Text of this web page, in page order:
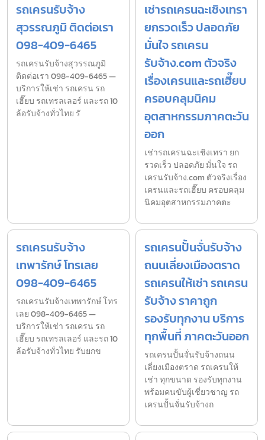
รถเครนรับจ้าง
สุวรรณภูมิ ติดต่อเรา
098-409-6465
รถเครนรับจ้างสุวรรณภูมิ
ติดต่อเรา 098-409-6465 —
บริการให้เช่า รถเครน รถ
เฮี๊ยบ รถเทรลเลอร์ และรถ 10
ล้อรับจ้างทั่วไทย รั
เช่ารถเครนฉะเชิงเทรา
ยกรวดเร็ว ปลอดภัย
มั่นใจ รถเครน
รับจ้าง.com ตัวจริง
เรื่องเครนและรถเฮี๊ยบ
ครอบคลุมนิคม
อุตสาหกรรมภาคตะวัน
ออก
เช่ารถเครนฉะเชิงเทรา ยก
รวดเร็ว ปลอดภัย มั่นใจ รถ
เครนรับจ้าง.com ตัวจริงเรื่อง
เครนและรถเฮี๊ยบ ครอบคลุม
นิคมอุตสาหกรรมภาคตะ
รถเครนรับจ้าง
เทพารักษ์ โทรเลย
098-409-6465
รถเครนรับจ้างเทพารักษ์ โทร
เลย 098-409-6465 —
บริการให้เช่า รถเครน รถ
เฮี๊ยบ รถเทรลเลอร์ และรถ 10
ล้อรับจ้างทั่วไทย รับยกข
รถเครนปั้นจั่นรับจ้าง
ถนนเลี่ยงเมืองตราด
รถเครนให้เช่า รถเครน
รับจ้าง ราคาถูก
รองรับทุกงาน บริการ
ทุกพื้นที่ ภาคตะวันออก
รถเครนปั้นจั่นรับจ้างถนน
เลี่ยงเมืองตราด รถเครนให้
เช่า ทุกขนาด รองรับทุกงาน
พร้อมคนขับผู้เชี่ยวชาญ รถ
เครนปั้นจั่นรับจ้างถ